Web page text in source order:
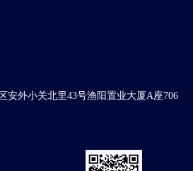
安外小关北里43号渔阳置业大厦A座706